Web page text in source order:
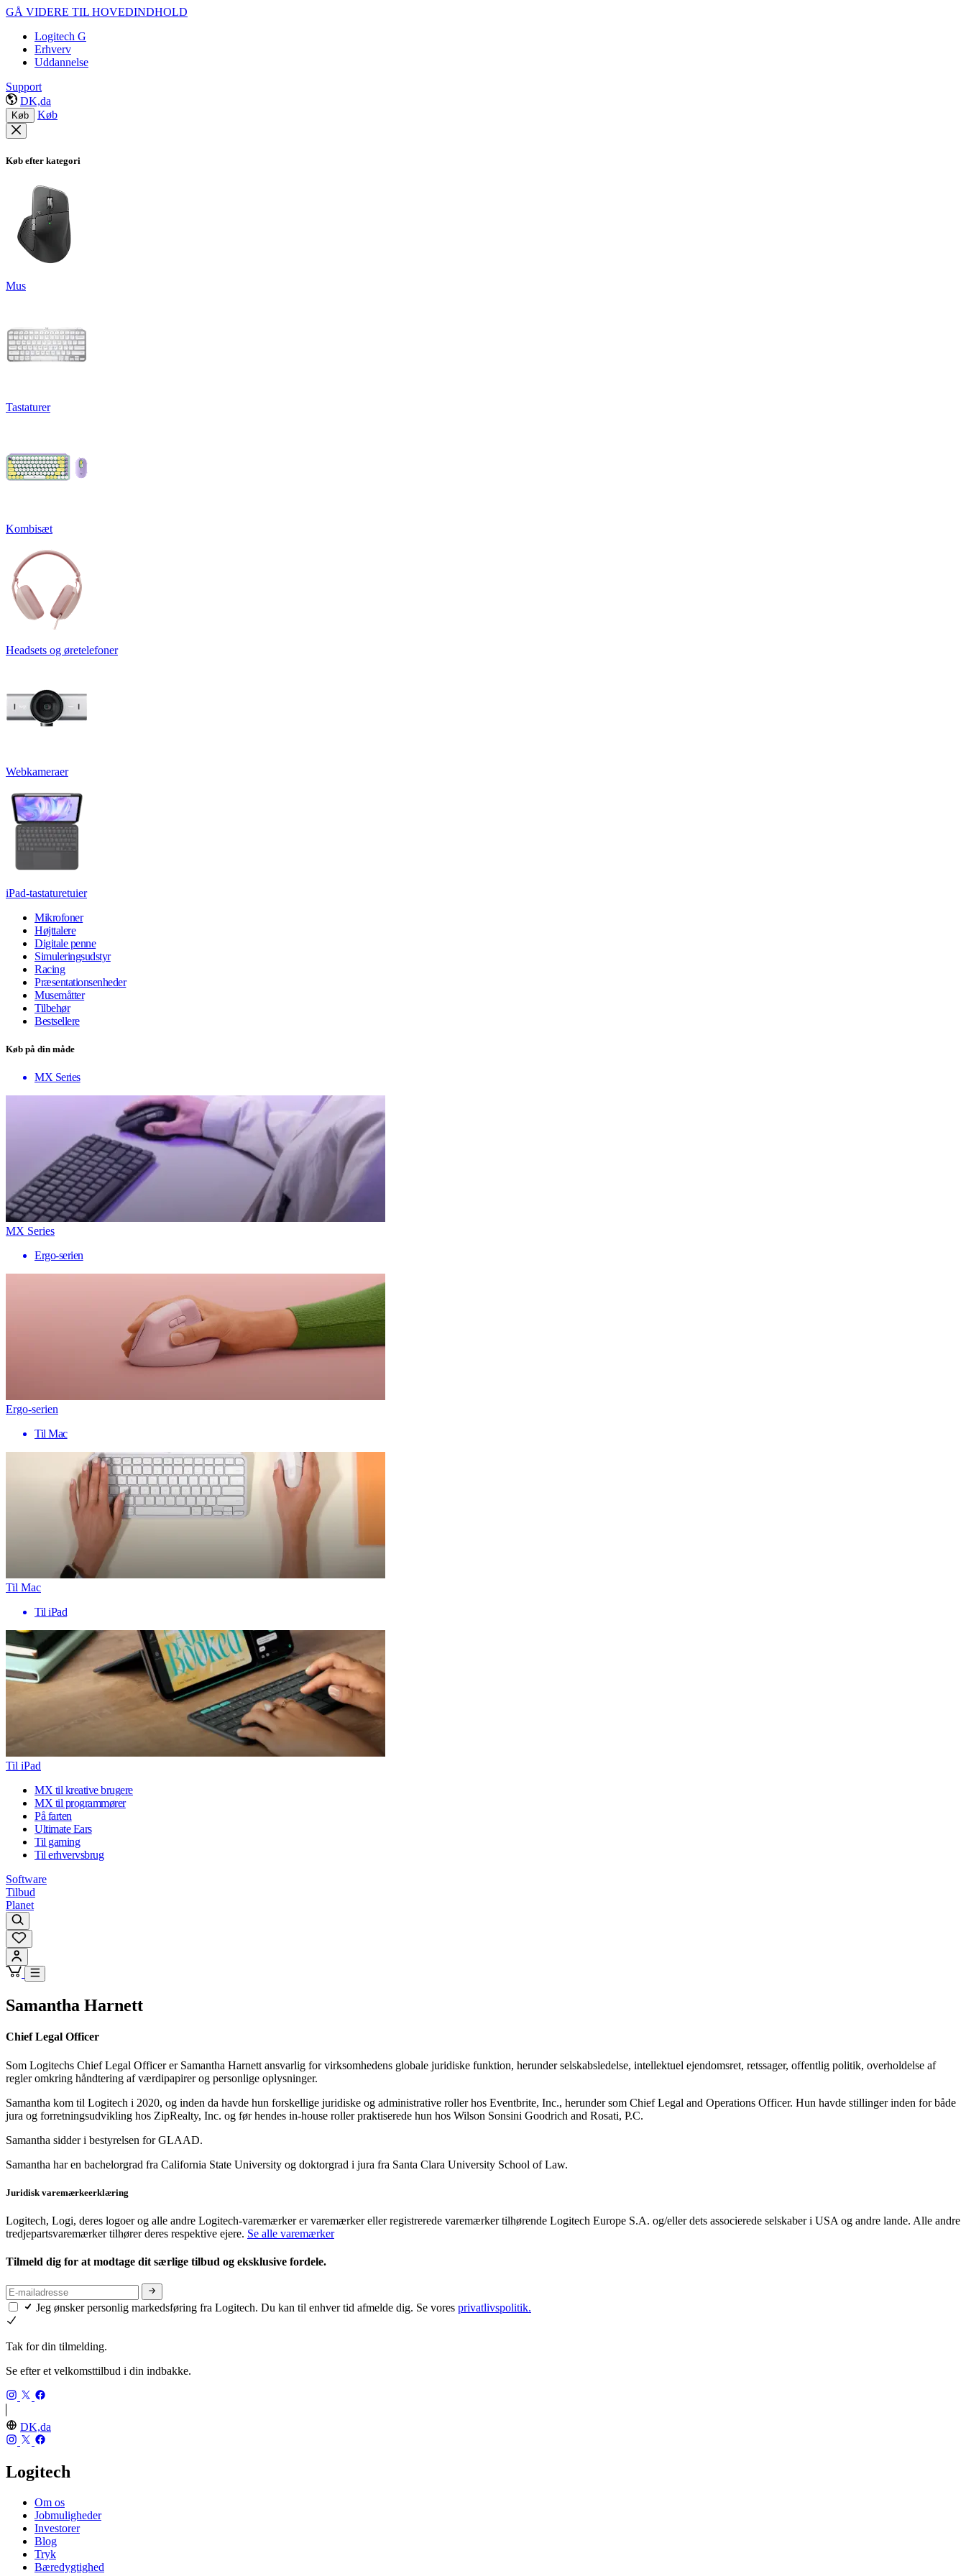
GÅ VIDERE TIL HOVEDINDHOLD
Logitech G
Erhverv
Uddannelse
Support
DK,da
Køb Køb
Køb efter kategori
Mus
Tastaturer
Kombisæt
Headsets og øretelefoner
Webkameraer
iPad-tastaturetuier
Mikrofoner
Højttalere
Digitale penne
Simuleringsudstyr
Racing
Præsentationsenheder
Musemåtter
Tilbehør
Bestsellere
Køb på din måde
MX Series
MX Series
Ergo-serien
Ergo-serien
Til Mac
Til Mac
Til iPad
Til iPad
MX til kreative brugere
MX til programmører
På farten
Ultimate Ears
Til gaming
Til erhvervsbrug
Software
Tilbud
Planet
Samantha Harnett
Chief Legal Officer
Som Logitechs Chief Legal Officer er Samantha Harnett ansvarlig for virksomhedens globale juridiske funktion, herunder selskabsledelse, intellektuel ejendomsret, retssager, offentlig politik, overholdelse af
regler omkring håndtering af værdipapirer og personlige oplysninger.
Samantha kom til Logitech i 2020, og inden da havde hun forskellige juridiske og administrative roller hos Eventbrite, Inc., herunder som Chief Legal and Operations Officer. Hun havde stillinger inden for både
jura og forretningsudvikling hos ZipRealty, Inc. og før hendes in-house roller praktiserede hun hos Wilson Sonsini Goodrich and Rosati, P.C.
Samantha sidder i bestyrelsen for GLAAD.
Samantha har en bachelorgrad fra California State University og doktorgrad i jura fra Santa Clara University School of Law.
Juridisk varemærkeerklæring
Logitech, Logi, deres logoer og alle andre Logitech-varemærker er varemærker eller registrerede varemærker tilhørende Logitech Europe S.A. og/eller dets associerede selskaber i USA og andre lande. Alle andre
tredjepartsvaremærker tilhører deres respektive ejere. Se alle varemærker
Tilmeld dig for at modtage dit særlige tilbud og eksklusive fordele.
Jeg ønsker personlig markedsføring fra Logitech. Du kan til enhver tid afmelde dig. Se vores privatlivspolitik.
Tak for din tilmelding.
Se efter et velkomsttilbud i din indbakke.
DK,da
Logitech
Om os
Jobmuligheder
Investorer
Blog
Tryk
Bæredygtighed